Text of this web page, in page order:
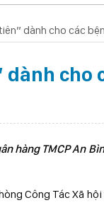
dành cho các
cho
hàng TMCP An
Công Tác Xã